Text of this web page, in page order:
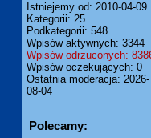
Istniejemy od: 2010-04-09
Kategorii: 25
Podkategorii: 548
Wpisów aktywnych: 3344
Wpisów odrzuconych:
Wpisów oczekujących: 0
Ostatnia moderacja: 2026-
08-04
Polecamy: